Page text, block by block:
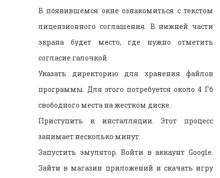
В появившемся окне ознакомиться с текстом
лицензионного соглашения. В нижней части
экрана будет место, где нужно отметить
согласие галочкой.
Указать директорию для хранения файлов
программы. Для этого потребуется около 4 Гб
свободного места на жестком диске.
Приступить к инсталляции. Этот процесс
занимает несколько минут.
Запустить эмулятор. Войти в аккаунт Google.
Зайти в магазин приложений и скачать игру